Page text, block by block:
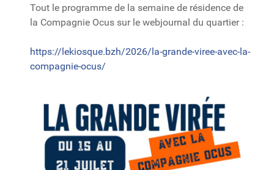
Tout le programme de la semaine de résidence de
la Compagnie Ocus sur le webjournal du quartier :
https://lekiosque.bzh/2026/la-grande-viree-avec-la-
compagnie-ocus/